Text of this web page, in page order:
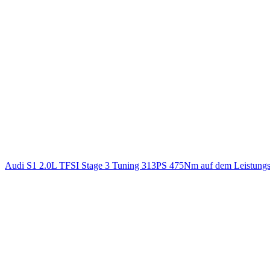
Audi S1 2.0L TFSI Stage 3 Tuning 313PS 475Nm auf dem